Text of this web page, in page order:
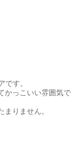
す。
かっこいい雰囲気で
りません。